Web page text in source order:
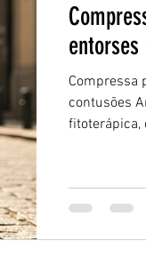
Compressa
contusões
fitoterápica,